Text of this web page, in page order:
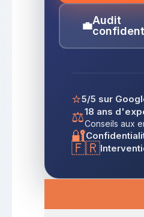
💼Audit
⭐5/5 sur
⚖️18 ans
Conseils aux
🔐
🇫🇷